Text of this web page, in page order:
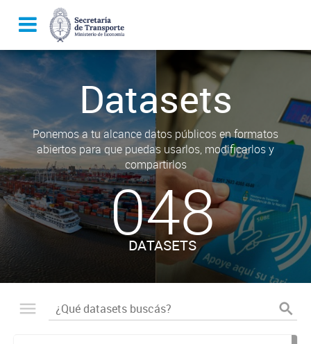
Datasets
Ponemos a tu alcance datos públicos en formatos
abiertos para que puedas usarlos, modificarlos y
compartirlos
048
DATASETS